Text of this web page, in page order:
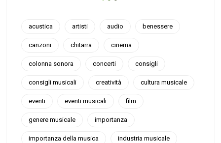
acustica artisti audio benessere
canzoni chitarra cinema
colonna sonora concerti consigli
consigli musicali creatività cultura musicale
eventi eventi musicali film
genere musicale importanza
importanza della musica industria musicale